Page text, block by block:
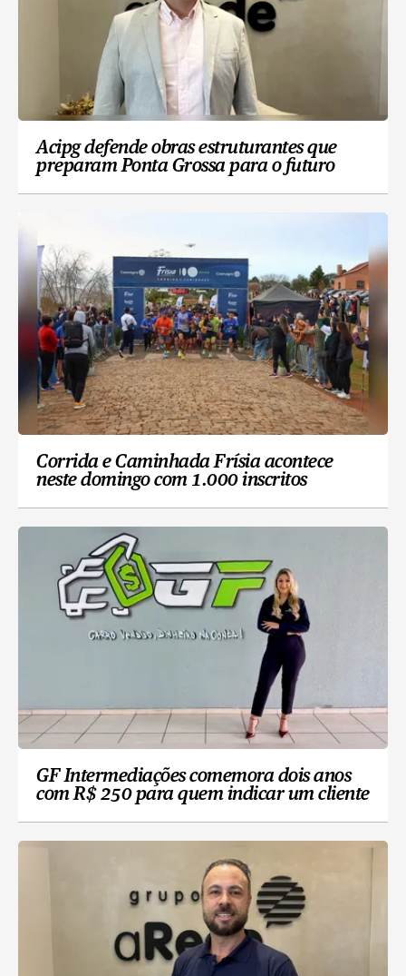
Acipg defende obras estruturantes que
preparam Ponta Grossa para o futuro
Corrida e Caminhada Frísia acontece
neste domingo com 1.000 inscritos
GF Intermediações comemora dois anos
com R$ 250 para quem indicar um cliente